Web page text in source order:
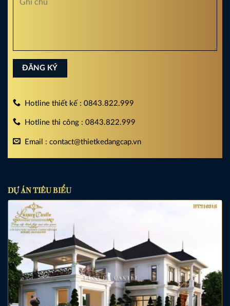
Hotline thiết kế : 0843.822.999
Hotline thi công : 0843.822.999
Email : contact@thietkedangcap.vn
DỰ ÁN TIÊU BIỂU